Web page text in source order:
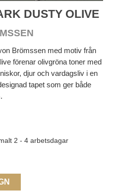
DUSTY OLIVE
Brömssen med motiv från
förenar olivgröna toner med
djur och vardagsliv i en
tapet som ger både
2 - 4 arbetsdagar